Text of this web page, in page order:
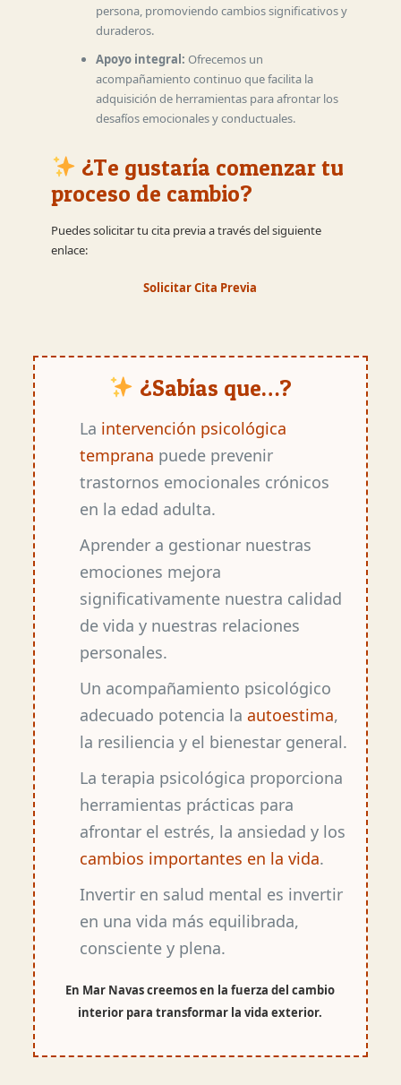
persona, promoviendo cambios significativos y
duraderos.
Apoyo integral: Ofrecemos un
acompañamiento continuo que facilita la
adquisición de herramientas para afrontar los
desafíos emocionales y conductuales.
¿Te gustaría comenzar tu
proceso de cambio?
Puedes solicitar tu cita previa a través del siguiente
enlace:
Solicitar Cita Previa
¿Sabías que…?
La intervención psicológica
temprana puede prevenir
trastornos emocionales crónicos
en la edad adulta.
Aprender a gestionar nuestras
emociones mejora
significativamente nuestra calidad
de vida y nuestras relaciones
personales.
Un acompañamiento psicológico
adecuado potencia la autoestima,
la resiliencia y el bienestar general.
La terapia psicológica proporciona
herramientas prácticas para
afrontar el estrés, la ansiedad y los
cambios importantes en la vida.
Invertir en salud mental es invertir
en una vida más equilibrada,
consciente y plena.
En Mar Navas creemos en la fuerza del cambio
interior para transformar la vida exterior.